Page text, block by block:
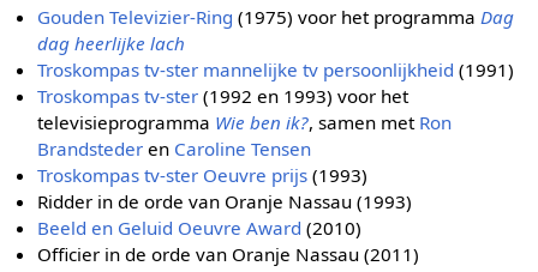
Gouden Televizier-Ring (1975) voor het programma Dag
dag heerlijke lach
Troskompas tv-ster mannelijke tv persoonlijkheid (1991)
Troskompas tv-ster (1992 en 1993) voor het
televisieprogramma Wie ben ik?, samen met Ron
Brandsteder en Caroline Tensen
Troskompas tv-ster Oeuvre prijs (1993)
Ridder in de orde van Oranje Nassau (1993)
Beeld en Geluid Oeuvre Award (2010)
Officier in de orde van Oranje Nassau (2011)